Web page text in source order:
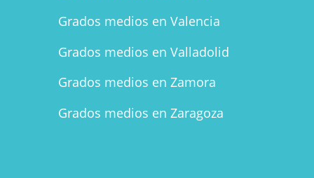
Grados medios en Valencia
Grados medios en Valladolid
Grados medios en Zamora
Grados medios en Zaragoza